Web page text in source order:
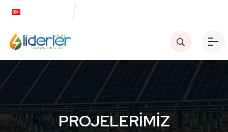
PROJELERIMIZ